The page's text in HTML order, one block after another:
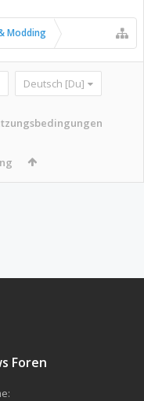
Modding
Deutsch [Du]
Foren